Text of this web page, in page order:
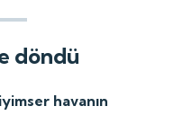
döndü
havanın